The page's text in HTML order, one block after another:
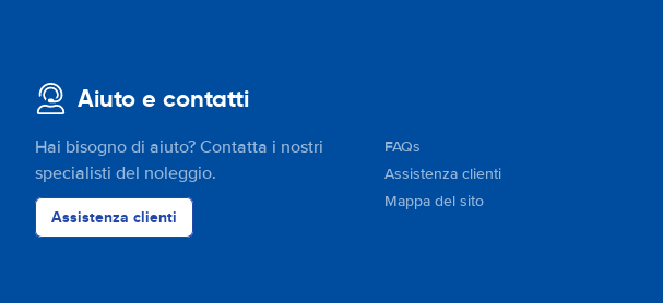
Aiuto e contatti
Hai bisogno di aiuto? Contatta i nostri
specialisti del noleggio.
Assistenza clienti
FAQs
Assistenza clienti
Mappa del sito